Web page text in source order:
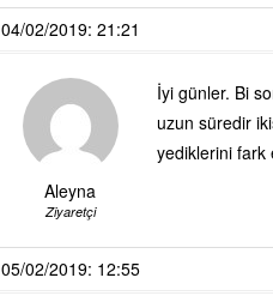
04/02/2019: 21:21
Aleyna
Ziyaretçi
İyi günler. Bi
uzun süredir
yediklerini fark
05/02/2019: 12:55